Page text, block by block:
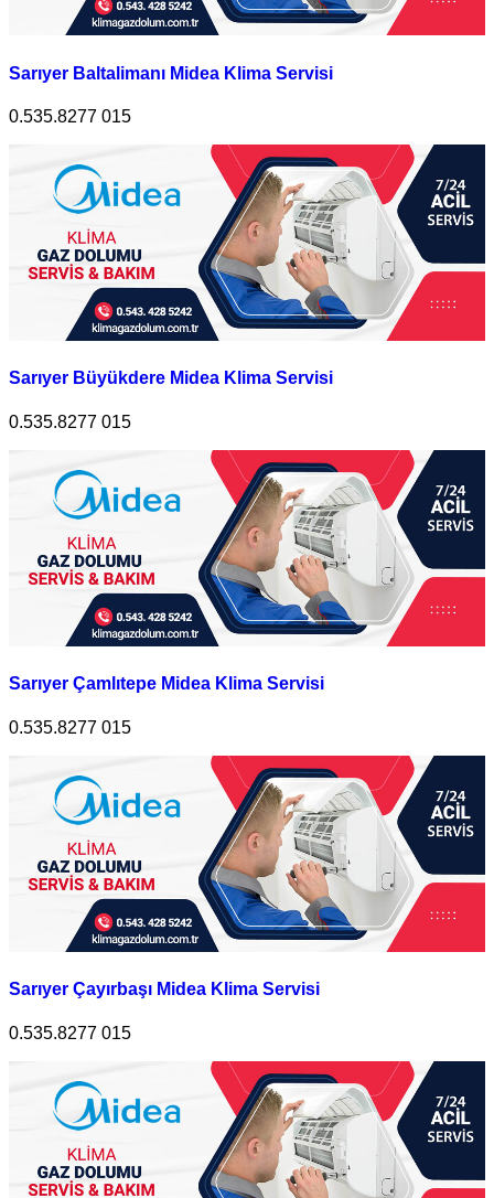
Sarıyer Baltalimanı Midea Klima Servisi
0.535.8277 015
Sarıyer Büyükdere Midea Klima Servisi
0.535.8277 015
Sarıyer Çamlıtepe Midea Klima Servisi
0.535.8277 015
Sarıyer Çayırbaşı Midea Klima Servisi
0.535.8277 015